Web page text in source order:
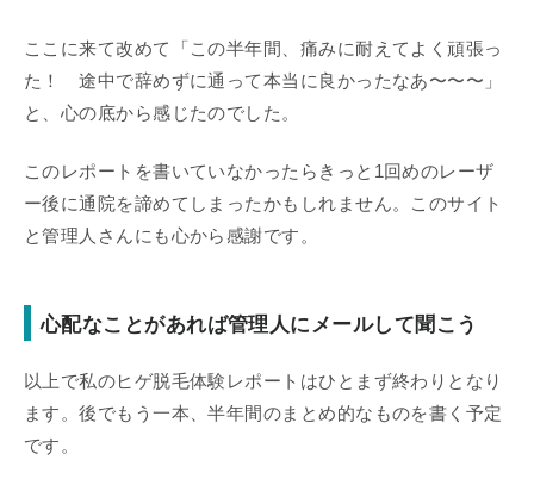
ここに来て改めて「この半年間、痛みに耐えてよく頑張っ
た！ 途中で辞めずに通って本当に良かったなあ〜〜〜」
と、心の底から感じたのでした。
このレポートを書いていなかったらきっと1回めのレーザ
ー後に通院を諦めてしまったかもしれません。このサイト
と管理人さんにも心から感謝です。
心配なことがあれば管理人にメールして聞こう
以上で私のヒゲ脱毛体験レポートはひとまず終わりとなり
ます。後でもう一本、半年間のまとめ的なものを書く予定
です。